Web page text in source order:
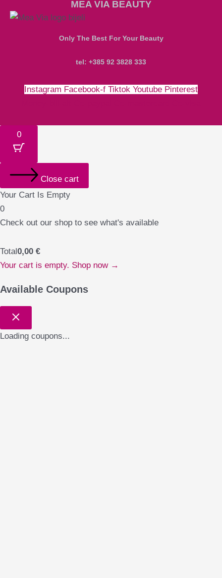
MEA VIA BEAUTY
Only The Best For Your Beauty
tel: +385 92 3828 333
Instagram Facebook-f Tiktok Youtube Pinterest
0
Close cart
Your Cart Is Empty
0
Check out our shop to see what's available
Total0,00 €
Your cart is empty. Shop now →
Available Coupons
Loading coupons...